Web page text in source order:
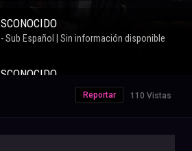
110 Vistas
Reportar